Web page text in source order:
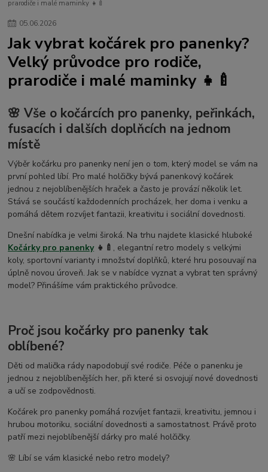
Dárkové poukazy pro miminko 👶
Kojenecké soupravičky do porodnice pro miminko
matrace do kočárku
Zavinovací pásy a šátky pro těhotné i po porodu
dětský nábytek
mantinel do dětské postýlky
peřinky do postýlky
prostěradla do postýlky
chrániče matrací
70×140 a 90×40 cm – česká výroba
Skládací cestovní matrace 120×60 do cestovní postýlky – pohodlí pro miminko
na cesty
Nepromokavá froté prostěradla do dětské postýlky 60×120 a 70×140 cm
koupání miminka
zimní fusak do kočárku
Kožešina na kočárek – kožešinové lemy na boudičku kočárku
Dětský rukávník na hrazdičku kočárku – teplo pro ruce dítěte 🇨🇿
Doplňky a příslušenství ke kočárkům 👶🛒
Rukávník na kočárek – zimní rukávníky Dětský svět 🇨🇿
Kojenecké a dětské oblečení
bundičky
Zavinovačky do autosedačky
čepičky
dárkové poukazy pro miminko
dětské a dámské župany
dětské osušky s kapucí
prarodiče i malé maminky 👧🍼
05.06.2026
Jak vybrat kočárek pro panenky?
Velký průvodce pro rodiče,
prarodiče i malé maminky 👧🍼
🌸 Vše o kočárcích pro panenky, peřinkách,
fusacích i dalších doplňcích na jednom
místě
Výběr kočárku pro panenky není jen o tom, který model se vám na
první pohled líbí. Pro malé holčičky bývá panenkový kočárek
jednou z nejoblíbenějších hraček a často je provází několik let.
Stává se součástí každodenních procházek, her doma i venku a
pomáhá dětem rozvíjet fantazii, kreativitu i sociální dovednosti.
Dnešní nabídka je velmi široká. Na trhu najdete klasické hluboké
Kočárky pro panenky👧🍼 , elegantní retro modely s velkými
koly, sportovní varianty i množství doplňků, které hru posouvají na
úplně novou úroveň. Jak se v nabídce vyznat a vybrat ten správný
model? Přinášíme vám praktického průvodce.
Proč jsou kočárky pro panenky tak
oblíbené?
Děti od malička rády napodobují své rodiče. Péče o panenku je
jednou z nejoblíbenějších her, při které si osvojují nové dovednosti
a učí se zodpovědnosti.
Kočárek pro panenky pomáhá rozvíjet fantazii, kreativitu, jemnou i
hrubou motoriku, sociální dovednosti a samostatnost. Právě proto
patří mezi nejoblíbenější dárky pro malé holčičky.
🌸 Líbí se vám klasické nebo retro modely?